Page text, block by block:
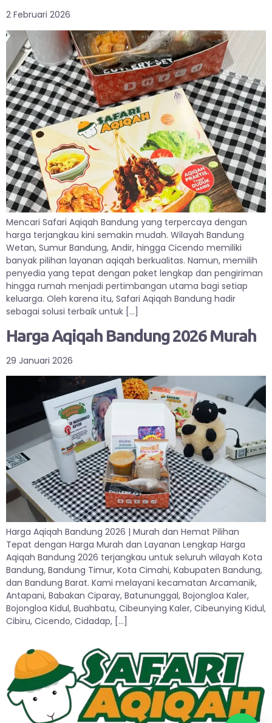
2 Februari 2026
Mencari Safari Aqiqah Bandung yang terpercaya dengan
harga terjangkau kini semakin mudah. Wilayah Bandung
Wetan, Sumur Bandung, Andir, hingga Cicendo memiliki
banyak pilihan layanan aqiqah berkualitas. Namun, memilih
penyedia yang tepat dengan paket lengkap dan pengiriman
hingga rumah menjadi pertimbangan utama bagi setiap
keluarga. Oleh karena itu, Safari Aqiqah Bandung hadir
sebagai solusi terbaik untuk […]
Harga Aqiqah Bandung 2026 Murah
29 Januari 2026
Harga Aqiqah Bandung 2026 | Murah dan Hemat Pilihan
Tepat dengan Harga Murah dan Layanan Lengkap Harga
Aqiqah Bandung 2026 terjangkau untuk seluruh wilayah Kota
Bandung, Bandung Timur, Kota Cimahi, Kabupaten Bandung,
dan Bandung Barat. Kami melayani kecamatan Arcamanik,
Antapani, Babakan Ciparay, Batununggal, Bojongloa Kaler,
Bojongloa Kidul, Buahbatu, Cibeunying Kaler, Cibeunying Kidul,
Cibiru, Cicendo, Cidadap, […]